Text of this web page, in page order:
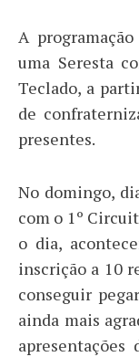
A
uma Seresta
Teclado, a
de
presentes.
No domingo,
com o 1º
o dia,
inscrição a 10
conseguir
ainda mais
apresentações